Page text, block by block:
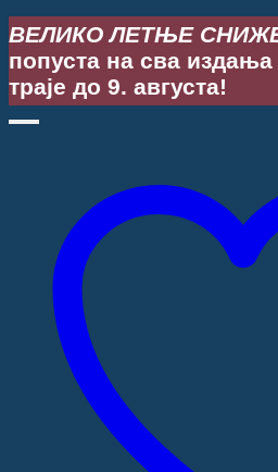
ВЕЛИКО ЛЕТЊЕ
попуста на сва
траје до 9. августа!